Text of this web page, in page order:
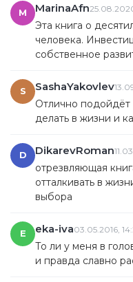
M MarinaAfn
Эта книга о
человека.
собственное
S SashaYakovlev
Отлично подойдёт
делать в жизни и
D DikarevRoman
отрезвляющая
отталкивать в
выбора
E eka-iva03.05.2016,
То ли у меня в
и правда славно